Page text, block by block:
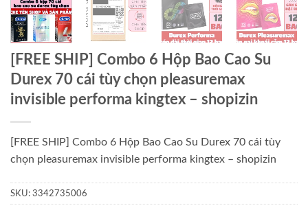
[FREE SHIP] Combo 6 Hộp Bao Cao Su
Durex 70 cái tùy chọn pleasuremax
invisible performa kingtex – shopizin
[FREE SHIP] Combo 6 Hộp Bao Cao Su Durex 70 cái tùy
chọn pleasuremax invisible performa kingtex – shopizin
SKU: 3342735006